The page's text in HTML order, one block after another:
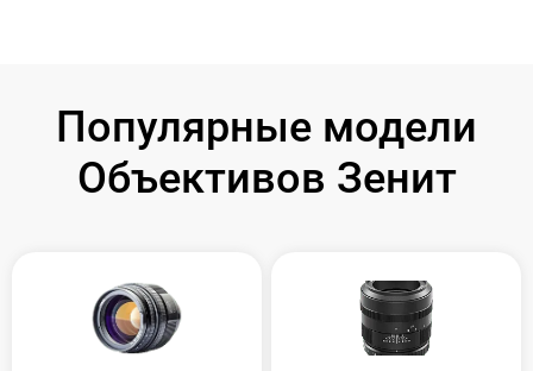
Популярные модели
Объективов Зенит